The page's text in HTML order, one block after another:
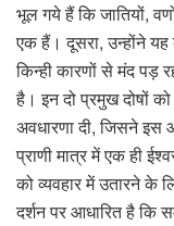
भूल गये हैं कि जातियों,
एक हैं। दूसरा, उन्होंने
किन्ही कारणों से मंद
है। इन दो प्रमुख दोषों
अवधारणा दी, जिसने इस
प्राणी मात्र में एक ही
को व्यवहार में उतारने के
दर्शन पर आधारित है कि